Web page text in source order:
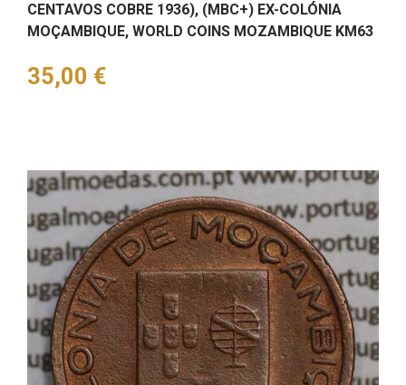
CENTAVOS COBRE 1936), (MBC+) EX-COLÓNIA
MOÇAMBIQUE, WORLD COINS MOZAMBIQUE KM63
Preço
35,00 €